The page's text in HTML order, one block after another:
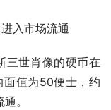
入市场流通
三世肖像的硬币在
值为50便士，约
。